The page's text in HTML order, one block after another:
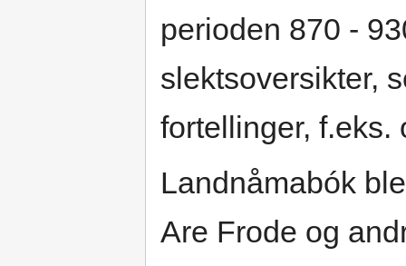
perioden 870 -
slektsoversikter,
fortellinger, f.eks.
Landnåmabók
Are Frode og